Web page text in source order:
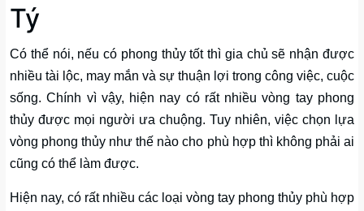
Tý
Có thể nói, nếu có phong thủy tốt thì gia chủ sẽ nhận được
nhiều tài lộc, may mắn và sự thuận lợi trong công việc, cuộc
sống. Chính vì vậy, hiện nay có rất nhiều vòng tay phong
thủy được mọi người ưa chuộng. Tuy nhiên, việc chọn lựa
vòng phong thủy như thế nào cho phù hợp thì không phải ai
cũng có thể làm được.
Hiện nay, có rất nhiều các loại vòng tay phong thủy phù hợp